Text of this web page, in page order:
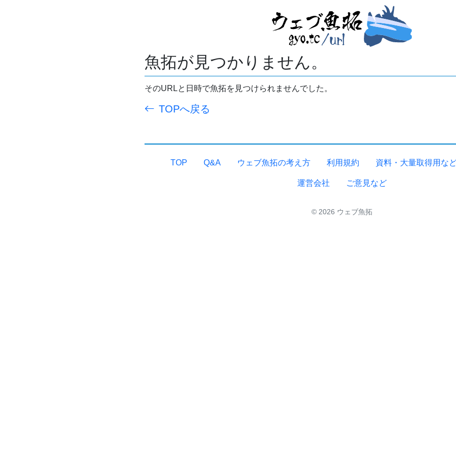
魚拓が見つかりません。
そのURLと日時で魚拓を見つけられませんでした。
TOPへ戻る
TOP Q&A ウェブ魚拓の考え方 利用規約 資料・大量取得用な
運営会社 ご意見など
© 2026 ウェブ魚拓